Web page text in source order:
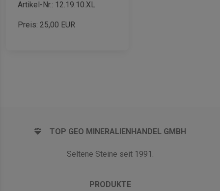
Artikel-Nr.: 12.19.10.XL
Preis: 25,00 EUR
TOP GEO MINERALIENHANDEL GMBH
Seltene Steine seit 1991.
PRODUKTE